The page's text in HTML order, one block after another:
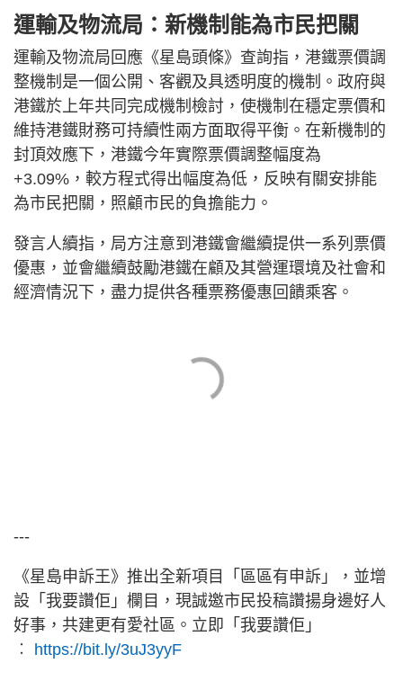
運輸及物流局：新機制能為市民把關
運輸及物流局回應《星島頭條》查詢指，港鐵票價調
整機制是一個公開、客觀及具透明度的機制。政府與
港鐵於上年共同完成機制檢討，使機制在穩定票價和
維持港鐵財務可持續性兩方面取得平衡。在新機制的
封頂效應下，港鐵今年實際票價調整幅度為
+3.09%，較方程式得出幅度為低，反映有關安排能
為市民把關，照顧市民的負擔能力。
發言人續指，局方注意到港鐵會繼續提供一系列票價
優惠，並會繼續鼓勵港鐵在顧及其營運環境及社會和
經濟情況下，盡力提供各種票務優惠回饋乘客。
---
《星島申訴王》推出全新項目「區區有申訴」，並增
設「我要讚佢」欄目，現誠邀市民投稿讚揚身邊好人
好事，共建更有愛社區。立即「我要讚佢」
︰ https://bit.ly/3uJ3yyF